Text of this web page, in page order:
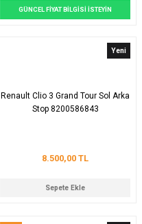
GÜNCEL FİYAT BİLGİSİ İSTEYİN
Yeni
Renault Clio 3 Grand Tour Sol Arka
Stop 8200586843
8.500,00 TL
Sepete Ekle